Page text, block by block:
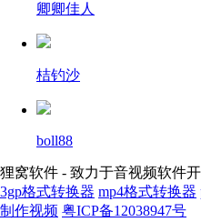
卿卿佳人
桔钓沙
boll88
狸窝软件 - 致力于音视频软件
3gp格式转换器 mp4格式转换器
制作视频 粤ICP备12038947号